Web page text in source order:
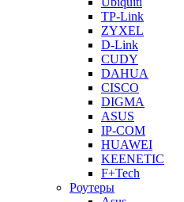
TP-Link
ZYXEL
D-Link
CUDY
DAHUA
CISCO
DIGMA
ASUS
IP-COM
HUAWEI
KEENETIC
F+Tech
Роутеры